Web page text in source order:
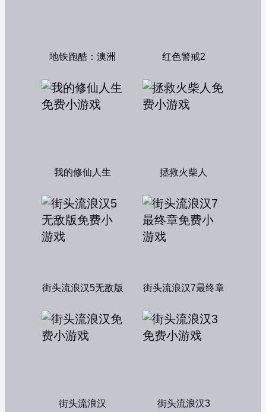
地铁跑酷：澳洲 红色警戒2
我的修仙人生 拯救火柴人
街头流浪汉5无敌版 街头流浪汉7最终章
街头流浪汉 街头流浪汉3